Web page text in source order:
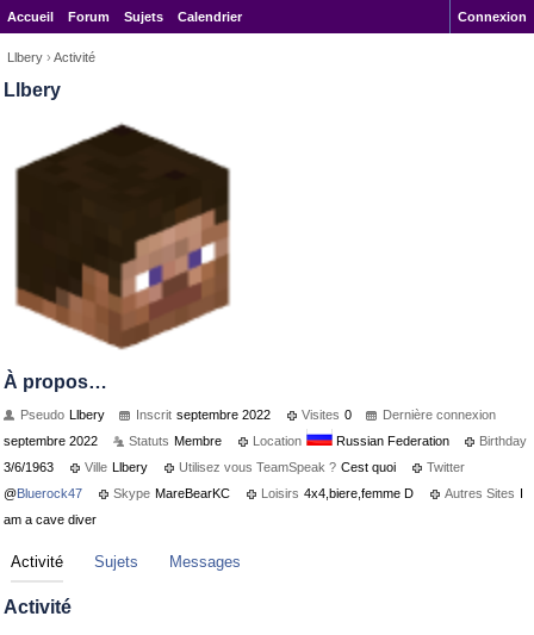
Accueil Forum Sujets Calendrier Connexion
Llbery › Activité
Llbery
À propos…
Pseudo Llbery Inscrit septembre 2022 Visites 0
Dernière connexion
septembre 2022
Statuts Membre Location Russian Federation
Birthday
3/6/1963
Ville Llbery Utilisez vous TeamSpeak ? Cest quoi
Twitter
@Bluerock47 Skype MareBearKC Loisirs 4x4,biere,femme D Autres Sites I
am a cave diver
Activité Sujets Messages
Activité